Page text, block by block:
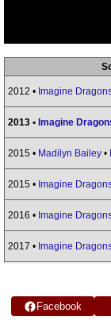
2012 • Imagine
2013 • Imagine
2015 • Madilyn Bailey •
2015 • Imagine
2016 • Imagine
2017 • Imagine
Facebook